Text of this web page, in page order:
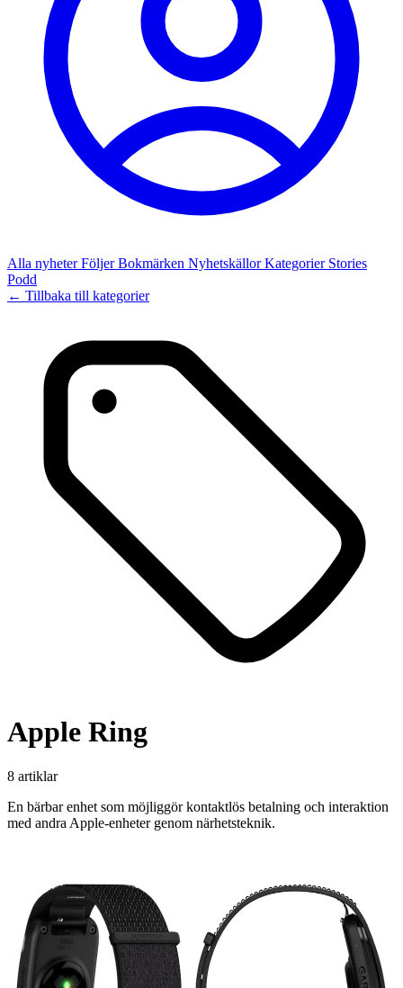
Alla nyheterFöljerBokmärken NyhetskällorKategorier Stories
Podd
← Tillbaka till kategorier
Apple Ring
8 artiklar
En bärbar enhet som möjliggör kontaktlös betalning och interaktion
med andra Apple-enheter genom närhetsteknik.